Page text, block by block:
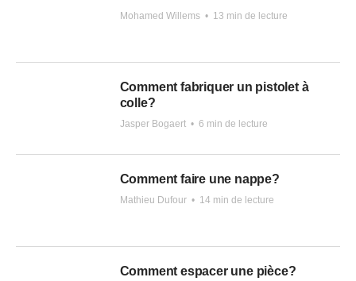
Mohamed Willems • 13 min de lecture
Comment fabriquer un pistolet à
colle?
Jasper Bogaert • 6 min de lecture
Comment faire une nappe?
Mathieu Dufour • 14 min de lecture
Comment espacer une pièce?